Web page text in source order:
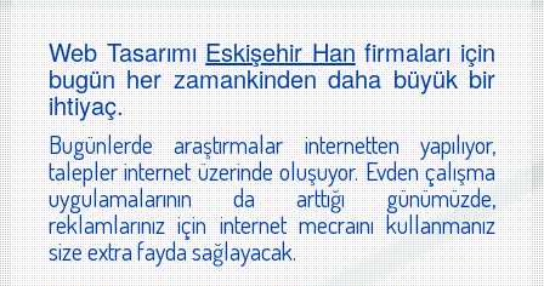
Web TasarımıEskişehir Hanfirmaları için
bugün her zamankinden daha büyük bir
ihtiyaç.
Bugünlerde araştırmalar internetten yapılıyor,
talepler internet üzerinde oluşuyor. Evden çalışma
uygulamalarının da arttığı günümüzde,
reklamlarınız için internet mecraını kullanmanız
size extra fayda sağlayacak.